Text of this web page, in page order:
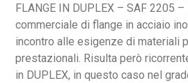
FLANGE IN DUPLEX – SAF 2205
commerciale di flange in acciaio
incontro alle esigenze di materiali
prestazionali. Risulta però
in DUPLEX, in questo caso nel